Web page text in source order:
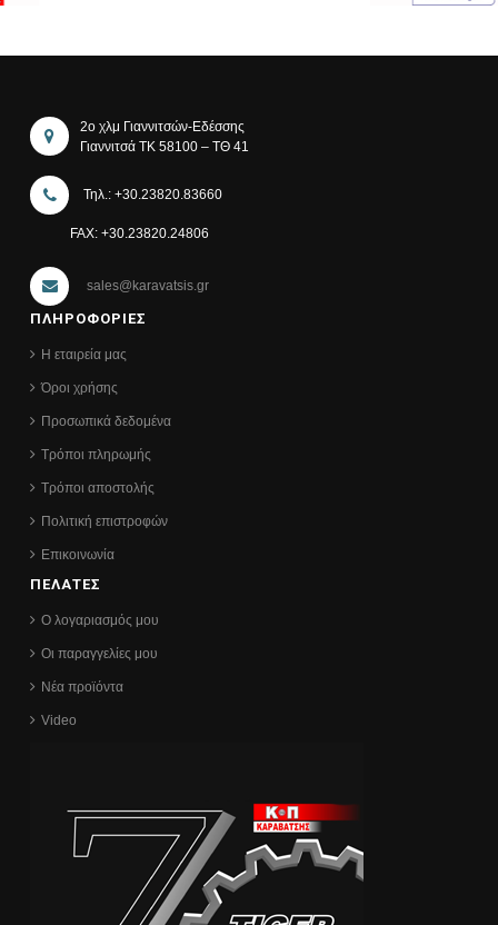
2ο χλμ Γιαννιτσών-Εδέσσης
Γιαννιτσά ΤΚ 58100 – ΤΘ 41
Τηλ.: +30.23820.83660
FAX: +30.23820.24806
sales@karavatsis.gr
ΠΛΗΡΟΦΟΡΙΕΣ
Η εταιρεία μας
Όροι χρήσης
Προσωπικά δεδομένα
Τρόποι πληρωμής
Τρόποι αποστολής
Πολιτική επιστροφών
Επικοινωνία
ΠΕΛΑΤΕΣ
Ο λογαριασμός μου
Οι παραγγελίες μου
Νέα προϊόντα
Video